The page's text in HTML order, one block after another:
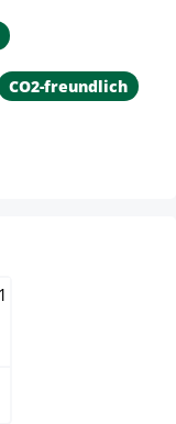
CO2-freundlich